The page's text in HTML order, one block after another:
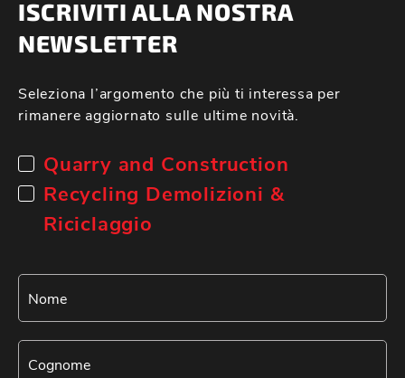
ISCRIVITI ALLA NOSTRA
NEWSLETTER
Seleziona l’argomento che più ti interessa per
rimanere aggiornato sulle ultime novità.
Quarry and Construction
Recycling Demolizioni &
Riciclaggio